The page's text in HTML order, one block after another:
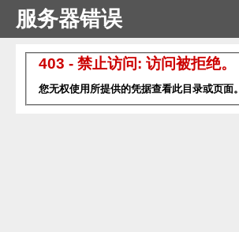
服务器错误
403 - 禁止访问: 访问被拒绝。
您无权使用所提供的凭据查看此目录或页面。